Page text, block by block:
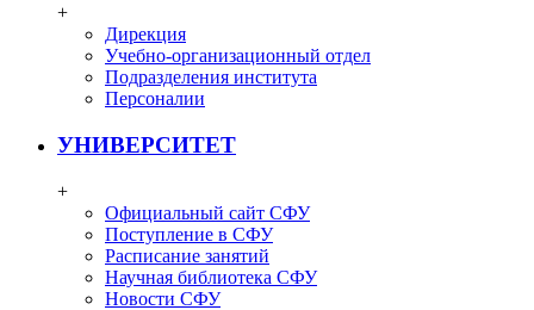
+
Дирекция
Учебно-организационный отдел
Подразделения института
Персоналии
УНИВЕРСИТЕТ
+
Официальный сайт СФУ
Поступление в СФУ
Расписание занятий
Научная библиотека СФУ
Новости СФУ